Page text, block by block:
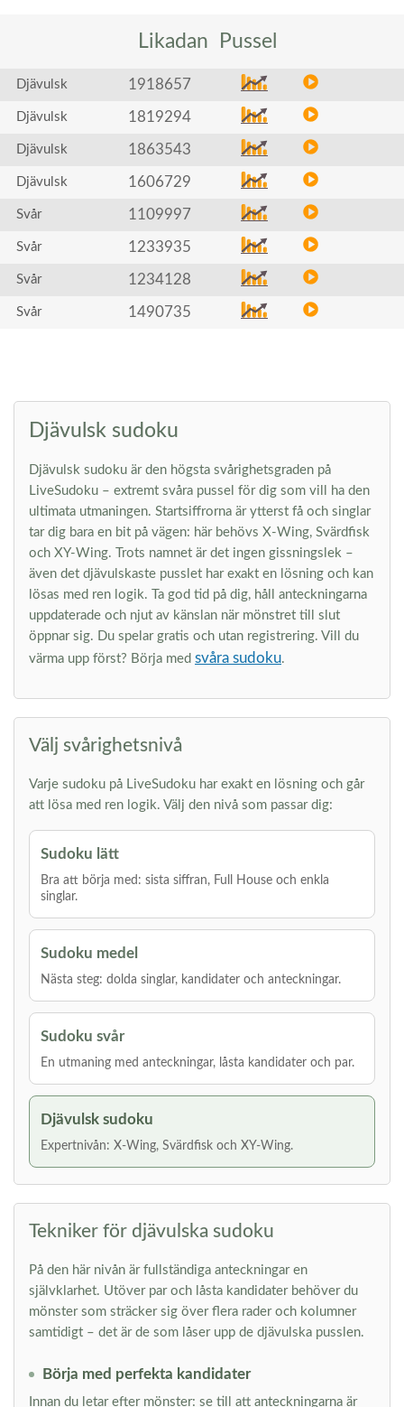
Likadan Pussel
Djävulsk 1918657
Djävulsk 1819294
Djävulsk 1863543
Djävulsk 1606729
Svår 1109997
Svår 1233935
Svår 1234128
Svår 1490735
Djävulsk sudoku
Djävulsk sudoku är den högsta svårighetsgraden på
LiveSudoku – extremt svåra pussel för dig som vill ha den
ultimata utmaningen. Startsiffrorna är ytterst få och singlar
tar dig bara en bit på vägen: här behövs X-Wing, Svärdfisk
och XY-Wing. Trots namnet är det ingen gissningslek –
även det djävulskaste pusslet har exakt en lösning och kan
lösas med ren logik. Ta god tid på dig, håll anteckningarna
uppdaterade och njut av känslan när mönstret till slut
öppnar sig. Du spelar gratis och utan registrering. Vill du
värma upp först? Börja med svåra sudoku.
Välj svårighetsnivå
Varje sudoku på LiveSudoku har exakt en lösning och går
att lösa med ren logik. Välj den nivå som passar dig:
Sudoku lätt
Bra att börja med: sista siffran, Full House och enkla
singlar.
Sudoku medel
Nästa steg: dolda singlar, kandidater och anteckningar.
Sudoku svår
En utmaning med anteckningar, låsta kandidater och par.
Djävulsk sudoku
Expertnivån: X-Wing, Svärdfisk och XY-Wing.
Tekniker för djävulska sudoku
På den här nivån är fullständiga anteckningar en
självklarhet. Utöver par och låsta kandidater behöver du
mönster som sträcker sig över flera rader och kolumner
samtidigt – det är de som låser upp de djävulska pusslen.
Börja med perfekta kandidater
Innan du letar efter mönster: se till att anteckningarna är